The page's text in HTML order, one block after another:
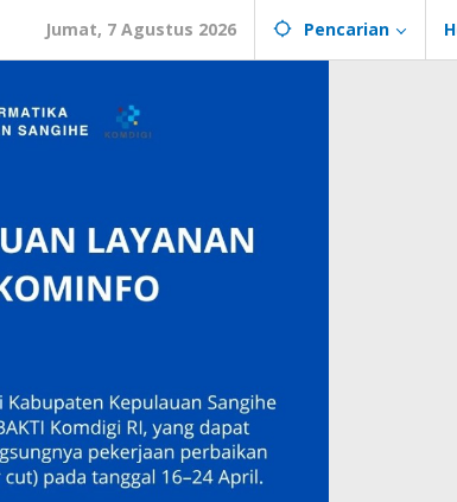
Jumat, 7 Agustus 2026 Pencarian